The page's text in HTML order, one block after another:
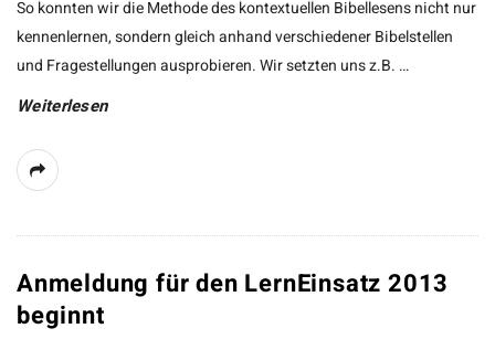
So konnten wir die Methode des kontextuellen Bibellesens nicht nur
kennenlernen, sondern gleich anhand verschiedener Bibelstellen
und Fragestellungen ausprobieren. Wir setzten uns z.B. …
Weiterlesen
Anmeldung für den LernEinsatz 2013
beginnt